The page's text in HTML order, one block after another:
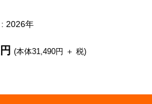
: 2026年
(本体31,490円 ＋ 税)